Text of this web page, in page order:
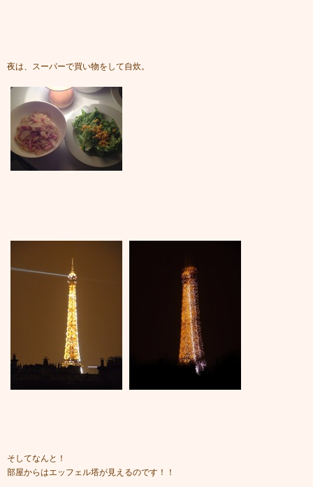
夜は、スーパーで買い物をして自炊。
そしてなんと！
部屋からはエッフェル塔が見えるのです！！